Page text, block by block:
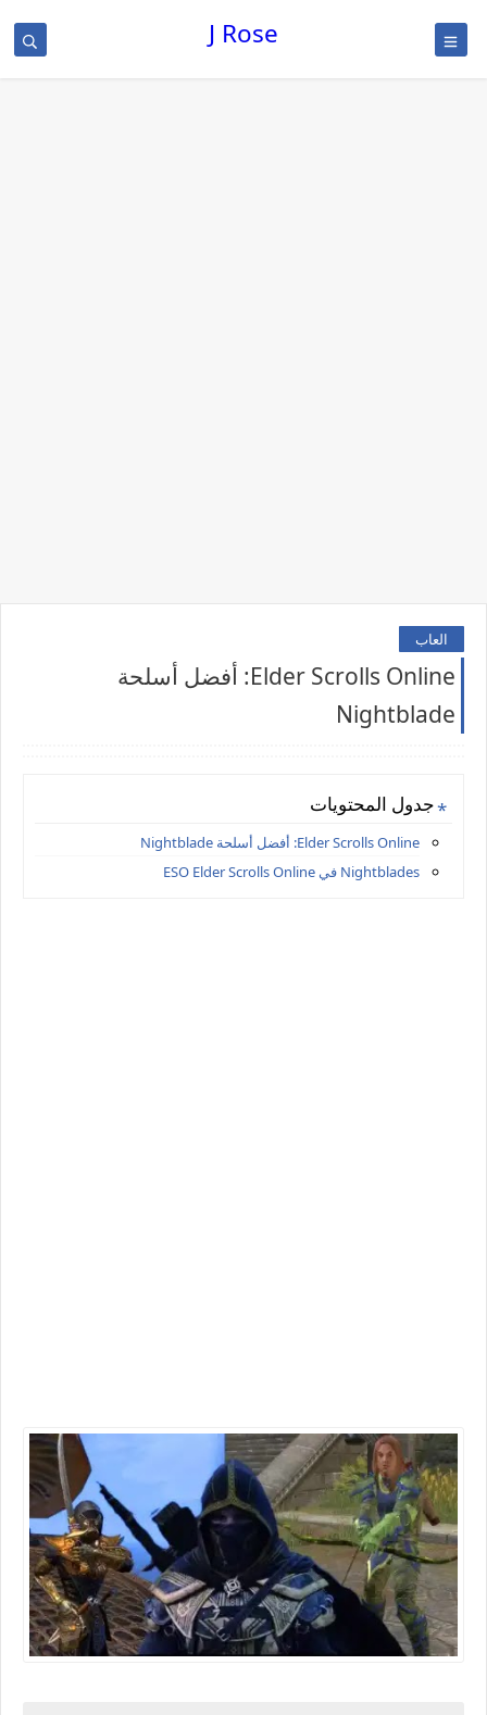
J Rose
العاب
Elder Scrolls Online: أفضل أسلحة
Nightblade
جدول المحتويات
Elder Scrolls Online: أفضل أسلحة Nightblade
Nightblades في ESO Elder Scrolls Online